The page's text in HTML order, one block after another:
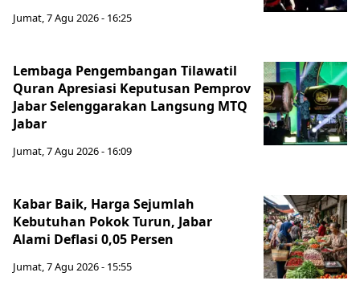
Jumat, 7 Agu 2026 - 16:25
Lembaga Pengembangan Tilawatil
Quran Apresiasi Keputusan Pemprov
Jabar Selenggarakan Langsung MTQ
Jabar
Jumat, 7 Agu 2026 - 16:09
Kabar Baik, Harga Sejumlah
Kebutuhan Pokok Turun, Jabar
Alami Deflasi 0,05 Persen
Jumat, 7 Agu 2026 - 15:55